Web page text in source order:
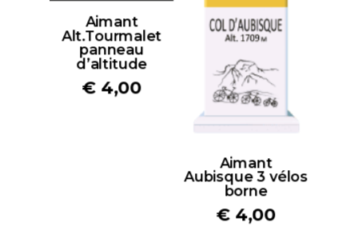
Aimant
Alt.Tourmalet
panneau
d’altitude
€ 4,00
Aimant
Aubisque 3 vélos
borne
€ 4,00